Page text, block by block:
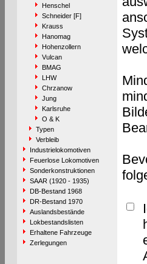
Henschel
Schneider [F]
Krauss
Hanomag
Hohenzollern
Vulcan
BMAG
LHW
Chrzanow
Jung
Karlsruhe
O & K
Typen
Verbleib
Industrielokomotiven
Feuerlose Lokomotiven
Sonderkonstruktionen
SAAR (1920 - 1935)
DB-Bestand 1968
DR-Bestand 1970
Auslandsbestände
Lokbestandslisten
Erhaltene Fahrzeuge
Zerlegungen